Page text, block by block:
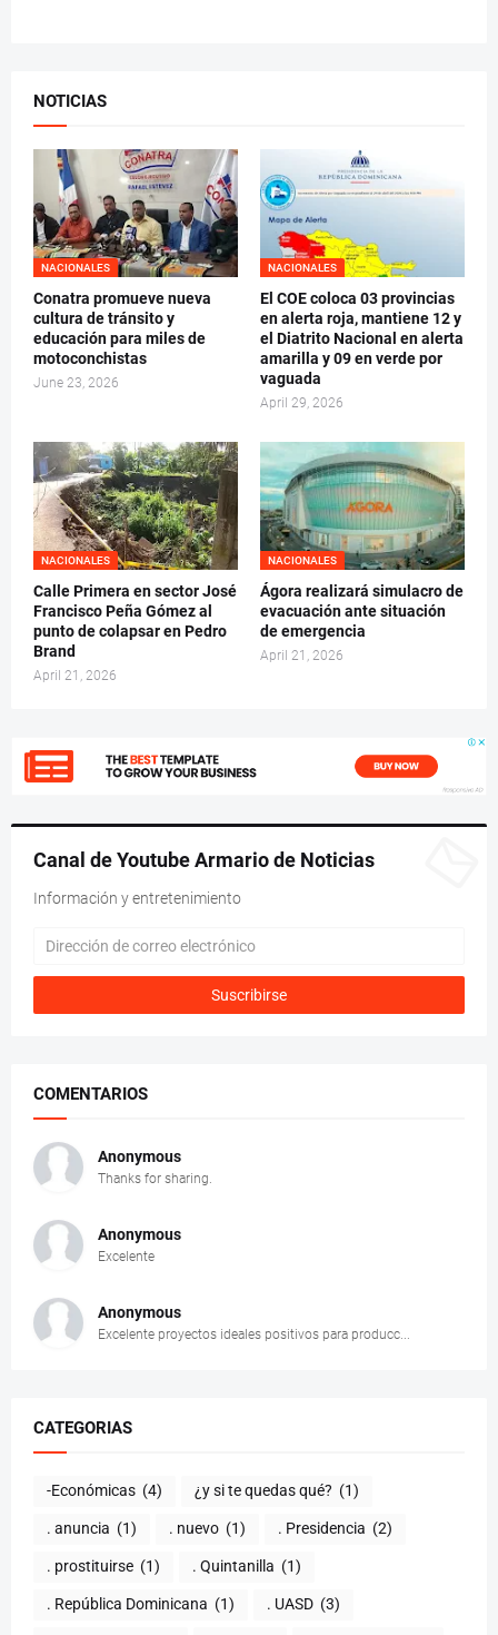
NOTICIAS
NACIONALES
Conatra promueve nueva
cultura de tránsito y
educación para miles de
motoconchistas
June 23, 2026
NACIONALES
El COE coloca 03 provincias
en alerta roja, mantiene 12 y
el Diatrito Nacional en alerta
amarilla y 09 en verde por
vaguada
April 29, 2026
NACIONALES
Calle Primera en sector José
Francisco Peña Gómez al
punto de colapsar en Pedro
Brand
April 21, 2026
NACIONALES
Ágora realizará simulacro de
evacuación ante situación
de emergencia
April 21, 2026
Canal de Youtube Armario de Noticias
Información y entretenimiento
COMENTARIOS
Anonymous
Thanks for sharing.
Anonymous
Excelente
Anonymous
Excelente proyectos ideales positivos para producc...
CATEGORIAS
-Económicas (4) ¿y si te quedas qué? (1)
. anuncia (1) . nuevo (1) . Presidencia (2)
. prostituirse (1) . Quintanilla (1)
. República Dominicana (1) . UASD (3)